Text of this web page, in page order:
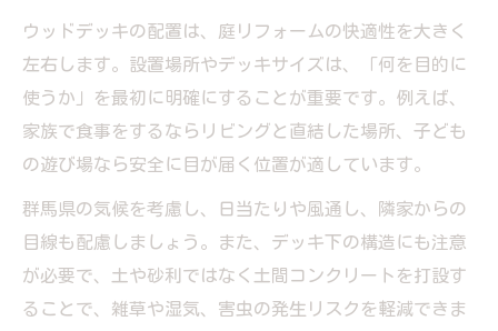
ウッドデッキの配置は、庭リフォームの快適性を大きく
左右します。設置場所やデッキサイズは、「何を目的に
使うか」を最初に明確にすることが重要です。例えば、
家族で食事をするならリビングと直結した場所、子ども
の遊び場なら安全に目が届く位置が適しています。
群馬県の気候を考慮し、日当たりや風通し、隣家からの
目線も配慮しましょう。また、デッキ下の構造にも注意
が必要で、土や砂利ではなく土間コンクリートを打設す
ることで、雑草や湿気、害虫の発生リスクを軽減できま